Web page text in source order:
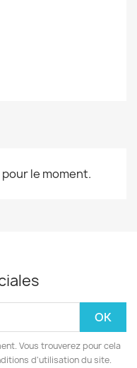
le moment.
Vous trouverez pour cela
d'utilisation du site.